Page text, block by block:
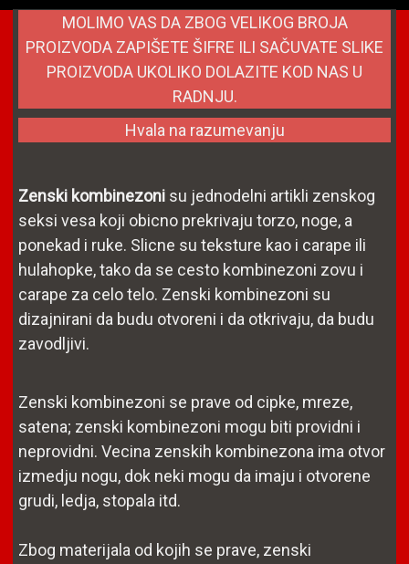
MOLIMO VAS DA ZBOG VELIKOG BROJA
PROIZVODA ZAPIŠETE ŠIFRE ILI SAČUVATE SLIKE
PROIZVODA UKOLIKO DOLAZITE KOD NAS U
RADNJU.
Hvala na razumevanju
Zenski kombinezoni su jednodelni artikli zenskog
seksi vesa koji obicno prekrivaju torzo, noge, a
ponekad i ruke. Slicne su teksture kao i carape ili
hulahopke, tako da se cesto kombinezoni zovu i
carape za celo telo. Zenski kombinezoni su
dizajnirani da budu otvoreni i da otkrivaju, da budu
zavodljivi.
Zenski kombinezoni se prave od cipke, mreze,
satena; zenski kombinezoni mogu biti providni i
neprovidni. Vecina zenskih kombinezona ima otvor
izmedju nogu, dok neki mogu da imaju i otvorene
grudi, ledja, stopala itd.
Zbog materijala od kojih se prave, zenski